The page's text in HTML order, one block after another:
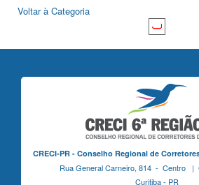
Voltar à Categoria
CRECI-PR - Conselho Regional de
Rua General Carneiro, 814 - Centro |
Curitiba - PR